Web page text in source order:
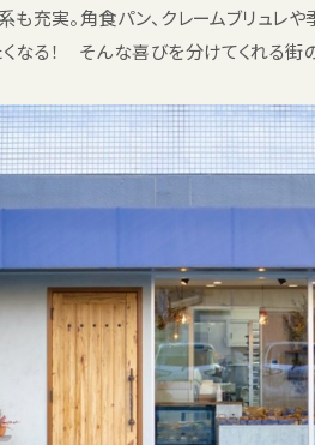
も充実。角食パン、クレームブリュ
なる！ そんな喜びを分けてくれる街